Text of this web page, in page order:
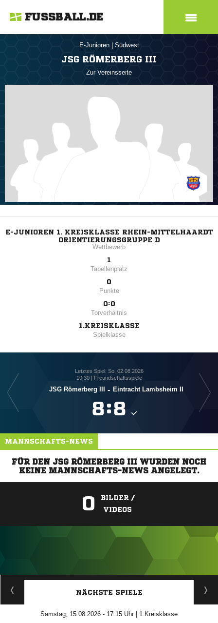
FUSSBALL.DE
E-Junioren Südwest
JSG RÖMERBERG III
Zur Vereinsseite
E-JUNIOREN 1. KREISKLASSE RHEIN-MITTELHAARDT
ORIENTIERUNGSGRUPPE D
Wettbewerb
1
Tabellenplatz
0
Punkte
0:0
Torverhältnis
1.KREISKLASSE
Spielklasse
Letztes Spiel: So, 02.08.2026
10:30 | Freundschaftsspiele
JSG Römerberg III - Eintracht Lambsheim II
:
MANNSCHAFTS-NEWS
FÜR DEN JSG RÖMERBERG III WURDEN NOCH
KEINE MANNSCHAFTS-NEWS ANGELEGT.
0
BILDER /
VIDEOS
ANZEIGE
NÄCHSTE SPIELE
Samstag, 15.08.2026 - 17:15 Uhr | 1.Kreisklasse